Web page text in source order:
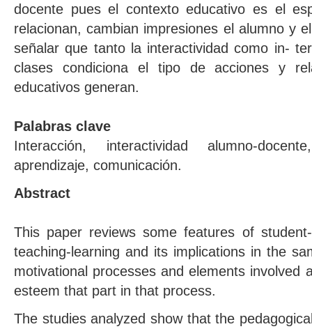
docente pues el contexto educativo es el
relacionan, cambian impresiones el alumno y
señalar que tanto la interactividad como in-
clases condiciona el tipo de acciones y
educativos generan.
Palabras clave
Interacción, interactividad alumno-
aprendizaje, comunicación.
Abstract
This paper reviews some features of
teaching-learning and its implications in the
motivational processes and elements involved
esteem that part in that process.
The studies analyzed show that the